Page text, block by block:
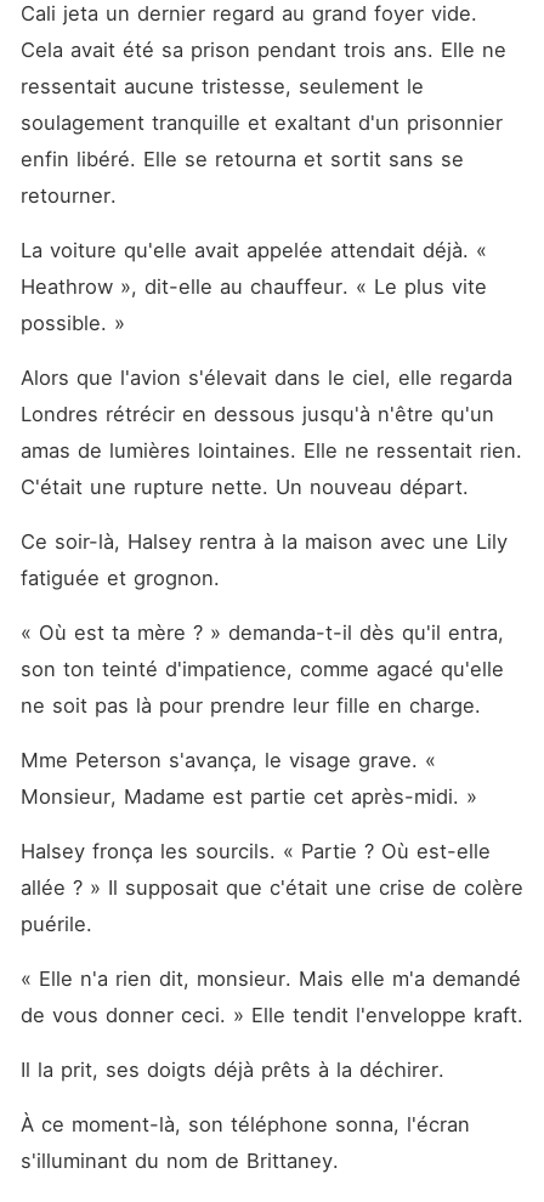
Cali jeta un dernier regard au grand foyer vide.
Cela avait été sa prison pendant trois ans. Elle ne
ressentait aucune tristesse, seulement le
soulagement tranquille et exaltant d'un prisonnier
enfin libéré. Elle se retourna et sortit sans se
retourner.
La voiture qu'elle avait appelée attendait déjà. «
Heathrow », dit-elle au chauffeur. « Le plus vite
possible. »
Alors que l'avion s'élevait dans le ciel, elle regarda
Londres rétrécir en dessous jusqu'à n'être qu'un
amas de lumières lointaines. Elle ne ressentait rien.
C'était une rupture nette. Un nouveau départ.
Ce soir-là, Halsey rentra à la maison avec une Lily
fatiguée et grognon.
« Où est ta mère ? » demanda-t-il dès qu'il entra,
son ton teinté d'impatience, comme agacé qu'elle
ne soit pas là pour prendre leur fille en charge.
Mme Peterson s'avança, le visage grave. «
Monsieur, Madame est partie cet après-midi. »
Halsey fronça les sourcils. « Partie ? Où est-elle
allée ? » Il supposait que c'était une crise de colère
puérile.
« Elle n'a rien dit, monsieur. Mais elle m'a demandé
de vous donner ceci. » Elle tendit l'enveloppe kraft.
Il la prit, ses doigts déjà prêts à la déchirer.
À ce moment-là, son téléphone sonna, l'écran
s'illuminant du nom de Brittaney.